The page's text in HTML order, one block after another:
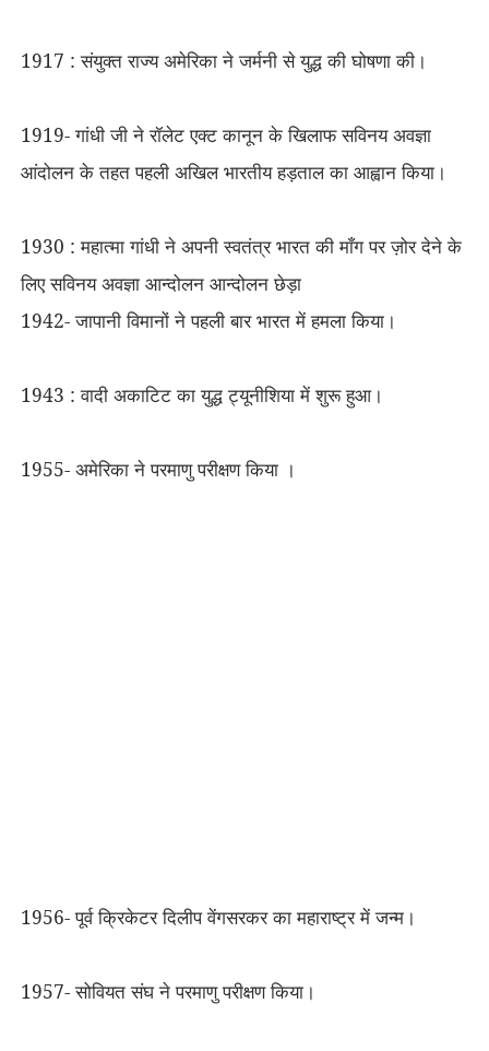
1917 : संयुक्त राज्य अमेरिका ने जर्मनी से युद्ध की घोषणा की।
1919- गांधी जी ने रॉलेट एक्ट कानून के खिलाफ सविनय अवज्ञा
आंदोलन के तहत पहली अखिल भारतीय हड़ताल का आह्वान किया।
1930 : महात्मा गांधी ने अपनी स्वतंत्र भारत की माँग पर ज़ोर देने के
लिए सविनय अवज्ञा आन्दोलन आन्दोलन छेड़ा
1942- जापानी विमानों ने पहली बार भारत में हमला किया।
1943 : वादी अकाटिट का युद्ध ट्यूनीशिया में शुरू हुआ।
1955- अमेरिका ने परमाणु परीक्षण किया ।
1956- पूर्व क्रिकेटर दिलीप वेंगसरकर का महाराष्ट्र में जन्म।
1957- सोवियत संघ ने परमाणु परीक्षण किया।